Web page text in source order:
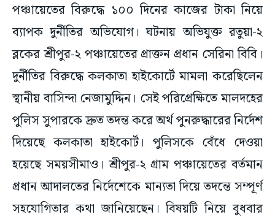
পঞ্চায়েতের বিরুদ্ধে ১০০ দিনের কাজের টাকা নিয়ে
ব্যাপক দুর্নীতির অভিযোগ। ঘটনায় অভিযুক্ত রতুয়া-২
ব্লকের শ্রীপুর-২ পঞ্চায়েতের প্রাক্তন প্রধান সেরিনা বিবি।
দুর্নীতির বিরুদ্ধে কলকাতা হাইকোর্টে মামলা করেছিলেন
স্থানীয় বাসিন্দা নেজামুদ্দিন। সেই পরিপ্রেক্ষিতে মালদহের
পুলিস সুপারকে দ্রুত তদন্ত করে অর্থ পুনরুদ্ধারের নির্দেশ
দিয়েছে কলকাতা হাইকোর্ট। পুলিসকে বেঁধে দেওয়া
হয়েছে সময়সীমাও। শ্রীপুর-২ গ্রাম পঞ্চায়েতের বর্তমান
প্রধান আদালতের নির্দেশেকে মান্যতা দিয়ে তদন্তে সম্পূর্ণ
সহযোগিতার কথা জানিয়েছেন। বিষয়টি নিয়ে বুধবার